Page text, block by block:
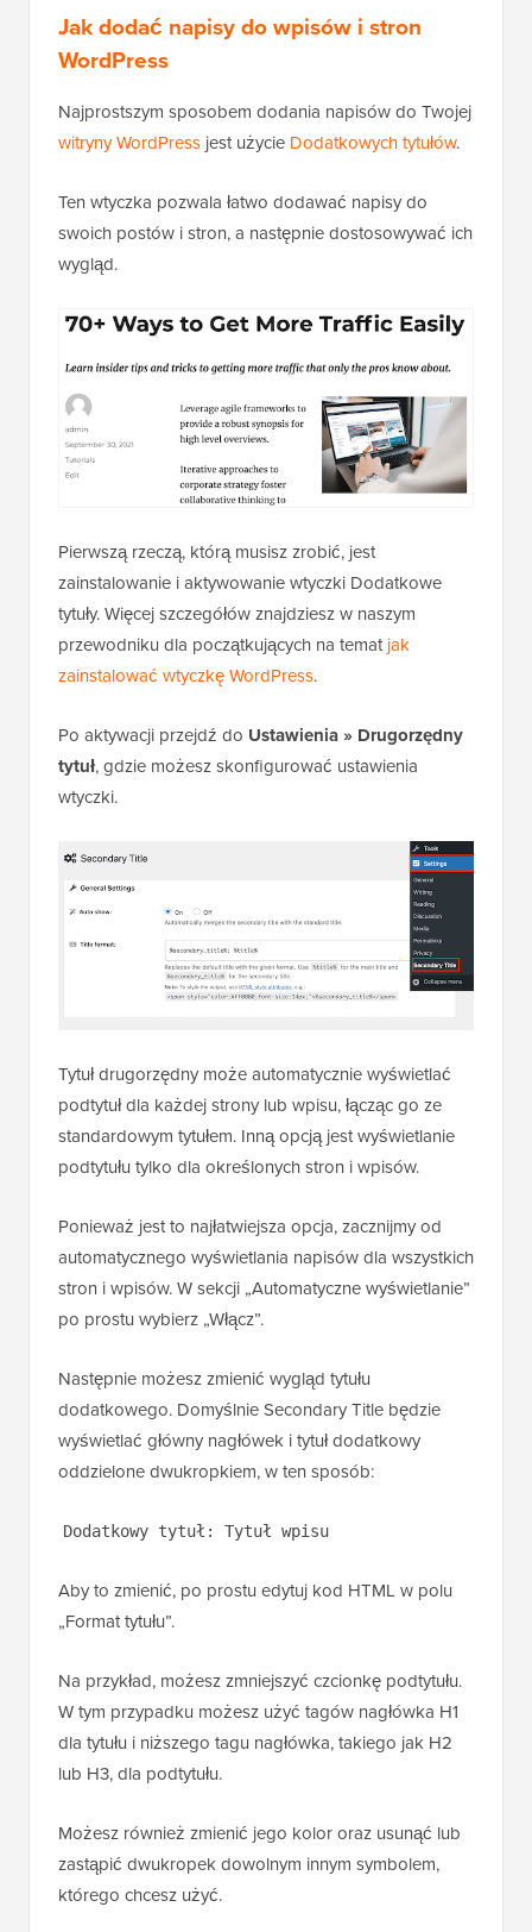
Jak dodać napisy do wpisów i stron
WordPress
Najprostszym sposobem dodania napisów do Twojej
witryny WordPress jest użycie Dodatkowych tytułów.
Ten wtyczka pozwala łatwo dodawać napisy do
swoich postów i stron, a następnie dostosowywać ich
wygląd.
Pierwszą rzeczą, którą musisz zrobić, jest
zainstalowanie i aktywowanie wtyczki Dodatkowe
tytuły. Więcej szczegółów znajdziesz w naszym
przewodniku dla początkujących na tematjak
zainstalować wtyczkę WordPress.
Po aktywacji przejdź do Ustawienia » Drugorzędny
tytuł, gdzie możesz skonfigurować ustawienia
wtyczki.
Tytuł drugorzędny może automatycznie wyświetlać
podtytuł dla każdej strony lub wpisu, łącząc go ze
standardowym tytułem. Inną opcją jest wyświetlanie
podtytułu tylko dla określonych stron i wpisów.
Ponieważ jest to najłatwiejsza opcja, zacznijmy od
automatycznego wyświetlania napisów dla wszystkich
stron i wpisów. W sekcji „Automatyczne wyświetlanie”
po prostu wybierz „Włącz”.
Następnie możesz zmienić wygląd tytułu
dodatkowego. Domyślnie Secondary Title będzie
wyświetlać główny nagłówek i tytuł dodatkowy
oddzielone dwukropkiem, w ten sposób:
Dodatkowy tytuł: Tytuł wpisu
Aby to zmienić, po prostu edytuj kod HTML w polu
„Format tytułu”.
Na przykład, możesz zmniejszyć czcionkę podtytułu.
W tym przypadku możesz użyć tagów nagłówka H1
dla tytułu i niższego tagu nagłówka, takiego jak H2
lub H3, dla podtytułu.
Możesz również zmienić jego kolor oraz usunąć lub
zastąpić dwukropek dowolnym innym symbolem,
którego chcesz użyć.